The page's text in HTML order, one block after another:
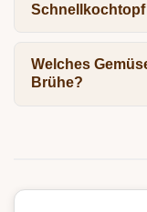
Welches
Brühe?